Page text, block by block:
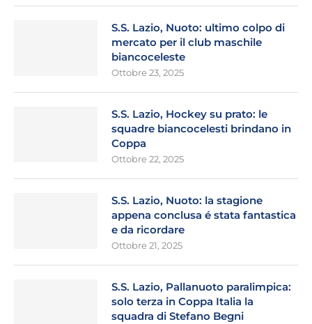
S.S. Lazio, Nuoto: ultimo colpo di
mercato per il club maschile
biancoceleste
Ottobre 23, 2025
S.S. Lazio, Hockey su prato: le
squadre biancocelesti brindano in
Coppa
Ottobre 22, 2025
S.S. Lazio, Nuoto: la stagione
appena conclusa é stata fantastica
e da ricordare
Ottobre 21, 2025
S.S. Lazio, Pallanuoto paralimpica:
solo terza in Coppa Italia la
squadra di Stefano Begni